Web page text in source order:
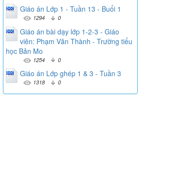
Giáo án Lớp 1 - Tuần 13 - Buổi 1
1294 0
Giáo án bài dạy lớp 1-2-3 - Giáo
viên: Phạm Văn Thành - Trường tiểu
học Bản Mo
1254 0
Giáo án Lớp ghép 1 & 3 - Tuần 3
1318 0